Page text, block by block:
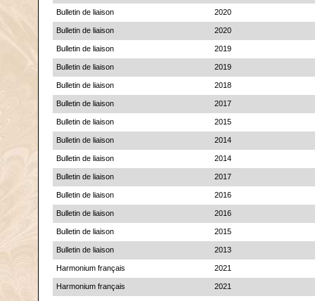
Bulletin de liaison 2020
Bulletin de liaison 2020
Bulletin de liaison 2019
Bulletin de liaison 2019
Bulletin de liaison 2018
Bulletin de liaison 2017
Bulletin de liaison 2015
Bulletin de liaison 2014
Bulletin de liaison 2014
Bulletin de liaison 2017
Bulletin de liaison 2016
Bulletin de liaison 2016
Bulletin de liaison 2015
Bulletin de liaison 2013
Harmonium français 2021
Harmonium français 2021